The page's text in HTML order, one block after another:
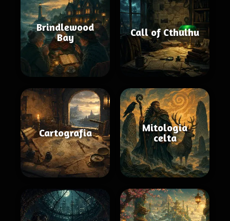
Brindlewood
Bay
Call of Cthulhu
Cartografia
Mitologia
celta